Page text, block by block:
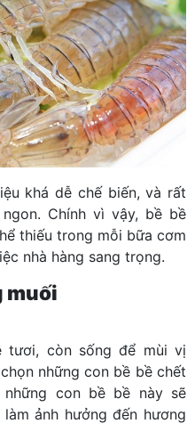
khá dễ chế biến, và rất
Chính vì vậy, bề bề
thiếu trong mỗi bữa cơm
nhà hàng sang trọng.
muối
tươi, còn sống để mùi vị
những con bề bề chết
con bề bề này sẽ
ảnh hưởng đến hương